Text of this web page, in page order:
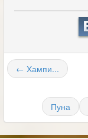
← Хампи...
Пуна